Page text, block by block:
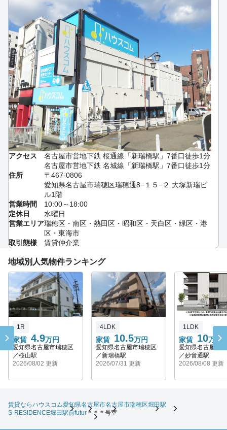
アクセス
名古屋市営地下鉄 桜通線「新瑞橋駅」7番口徒歩1分
名古屋市営地下鉄 名城線「新瑞橋駅」7番口徒歩1分
住所
〒467-0806
愛知県名古屋市瑞穂区瑞穂通8−１５−２ 大塚新瑞ビ
ル1階
営業時間
10:00～18:00
定休日
水曜日
営業エリア瑞穂区・南区・熱田区・昭和区・天白区・緑区・港
区・東海市
取引態様
賃貸仲介業
地域別人気物件ランキング
家賃 4.9万円
1R
愛知県名古屋市瑞穂区
／桜山駅
2026/08/02 更新
家賃 10.5万円
4LDK
愛知県名古屋市瑞穂区
／新瑞橋駅
2026/07/31 更新
家賃 10万円
1LDK
愛知県名古屋市
／妙音通駅
2026/08/08 更新
賃貸ならハウスコム愛知県名古屋市名古屋市瑞穂区堀田駅
S-RESIDENCE堀田駅前futur ＊＊＊号室